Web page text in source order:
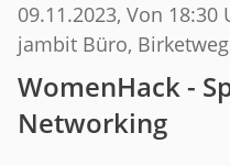
09.11.2023, Von 18:30
jambit Büro,
WomenHack -
Networking